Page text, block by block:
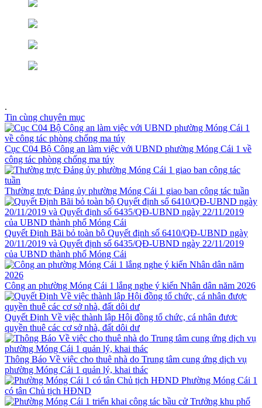
.
Tin cùng chuyên mục
Cục C04 Bộ Công an làm việc với UBND phường Móng Cái 1 về
công tác phòng chống ma túy
Thường trực Đảng ủy phường Móng Cái 1 giao ban công tác tuần
Quyết Định Bãi bỏ toàn bộ Quyết định số 6410/QĐ-UBND ngày
20/11/2019 và Quyết định số 6435/QĐ-UBND ngày 22/11/2019
của UBND thành phố Móng Cái
Công an phường Móng Cái 1 lắng nghe ý kiến Nhân dân năm 2026
Quyết Định Về việc thành lập Hội đồng tổ chức, cá nhân được
quyền thuê các cơ sở nhà, đất dôi dư
Thông Báo Về việc cho thuê nhà do Trung tâm cung ứng dịch vụ
phường Móng Cái 1 quản lý, khai thác
Phường Móng Cái 1
có tân Chủ tịch HĐND